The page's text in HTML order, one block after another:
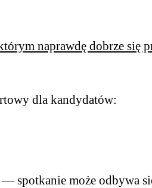
naprawdę dobrze się
dla kandydatów:
spotkanie może odbywa